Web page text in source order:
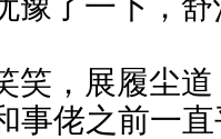
笑，展履尘道
事佬之前一